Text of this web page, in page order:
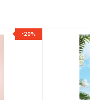
-20%